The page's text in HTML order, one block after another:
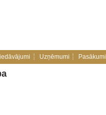
Uzņēmumi Pasākumi